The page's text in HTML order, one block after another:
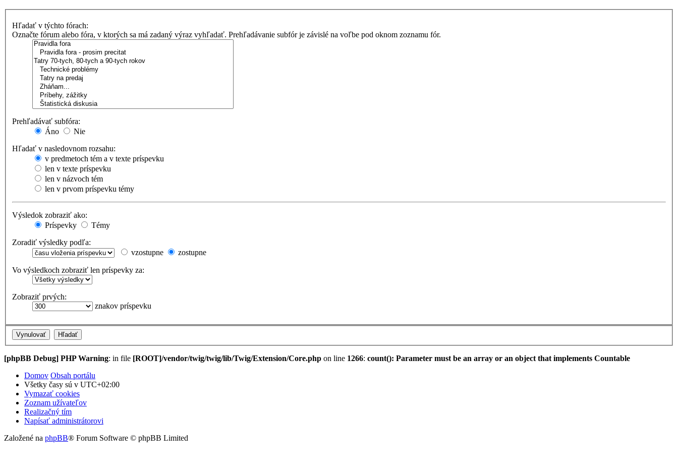
Hľadať v týchto fórach:
Označte fórum alebo fóra, v ktorých sa má zadaný výraz vyhľadať. Prehľadávanie subfór je závislé na voľbe pod oknom zoznamu fór.
Prehľadávať subfóra:
Áno
Nie
Hľadať v nasledovnom rozsahu:
v predmetoch tém a v texte príspevku
len v texte príspevku
len v názvoch tém
len v prvom príspevku témy
Výsledok zobraziť ako:
Príspevky
Témy
Zoradiť výsledky podľa:
vzostupne
zostupne
Vo výsledkoch zobraziť len príspevky za:
Zobraziť prvých:
znakov príspevku
[phpBB Debug] PHP Warning: in file [ROOT]/vendor/twig/twig/lib/Twig/Extension/Core.php on line 1266: count(): Parameter must be an array or an object that implements Countable
Domov Obsah portálu
Všetky časy sú v UTC+02:00
Vymazať cookies
Zoznam užívateľov
Realizačný tím
Napísať administrátorovi
Založené na phpBB® Forum Software © phpBB Limited